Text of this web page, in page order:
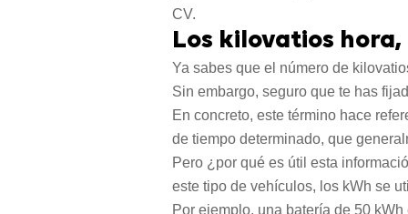
CV.
Los kilovatios
Ya sabes que el número de
Sin embargo, seguro que te has
En concreto, este término hace
de tiempo determinado, que
Pero ¿por qué es útil esta
este tipo de vehículos, los kWh se
Por ejemplo, una batería de 50